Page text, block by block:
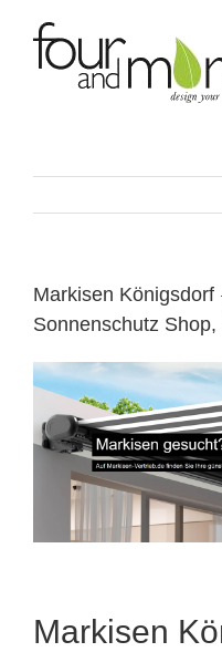
content
Markisen
Sonnenschutz
Markisen